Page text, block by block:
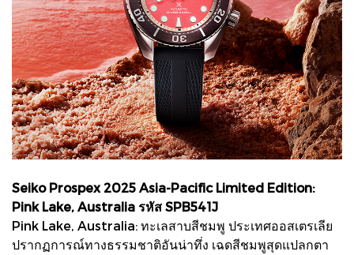
Seiko Prospex 2025 Asia-Pacific Limited Edition:
Pink Lake, Australia รหัส SPB541J
Pink Lake, Australia: ทะเลสาบสีชมพู ประเทศออสเตรเลีย
ปรากฏการณ์ทางธรรมชาติอันน่าทึ่ง เฉดสีชมพูสุดแปลกตา